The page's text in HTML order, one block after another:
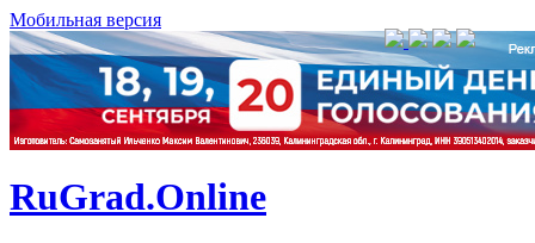
Мобильная версия
RuGrad.Online